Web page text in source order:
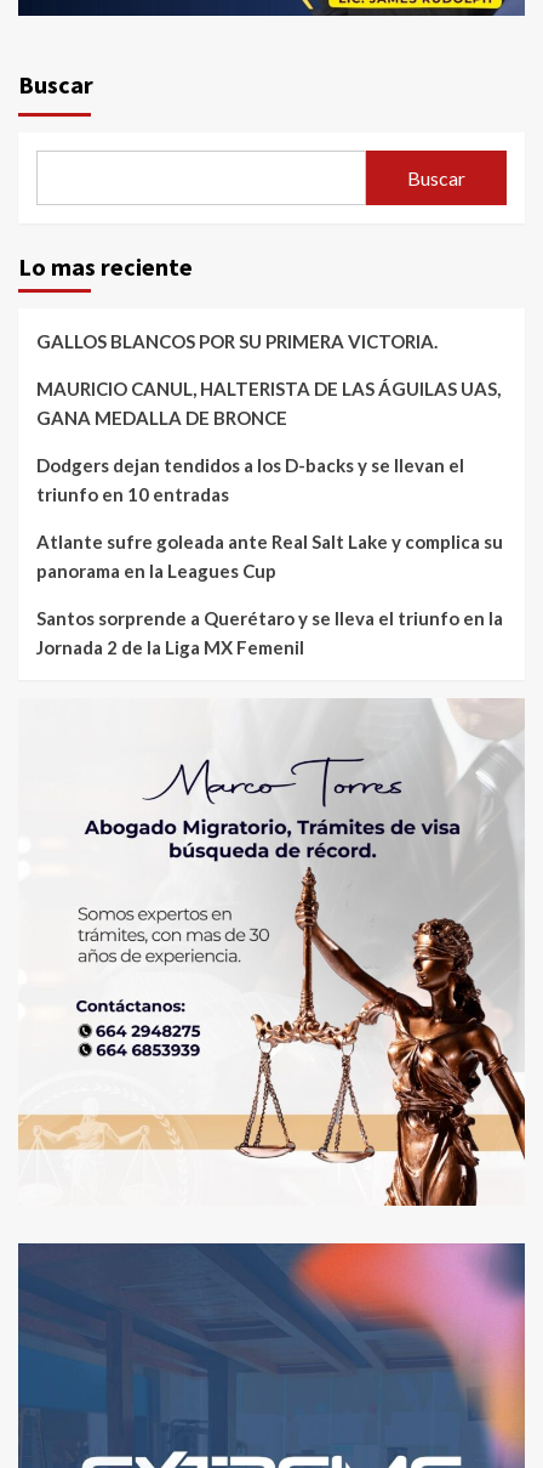
Buscar
Buscar
Lo mas reciente
GALLOS BLANCOS POR SU PRIMERA VICTORIA.
MAURICIO CANUL, HALTERISTA DE LAS ÁGUILAS UAS,
GANA MEDALLA DE BRONCE
Dodgers dejan tendidos a los D-backs y se llevan el
triunfo en 10 entradas
Atlante sufre goleada ante Real Salt Lake y complica su
panorama en la Leagues Cup
Santos sorprende a Querétaro y se lleva el triunfo en la
Jornada 2 de la Liga MX Femenil